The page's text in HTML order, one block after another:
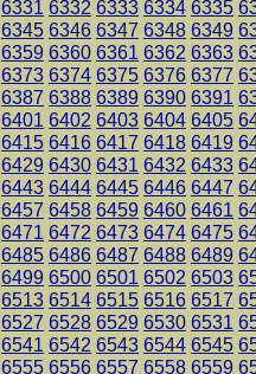
6331 6332 6333 6334 6335
6345 6346 6347 6348 6349
6359 6360 6361 6362 6363
6373 6374 6375 6376 6377
6387 6388 6389 6390 6391
6401 6402 6403 6404 6405
6415 6416 6417 6418 6419
6429 6430 6431 6432 6433
6443 6444 6445 6446 6447
6457 6458 6459 6460 6461
6471 6472 6473 6474 6475
6485 6486 6487 6488 6489
6499 6500 6501 6502 6503
6513 6514 6515 6516 6517
6527 6528 6529 6530 6531
6541 6542 6543 6544 6545
6555 6556 6557 6558 6559